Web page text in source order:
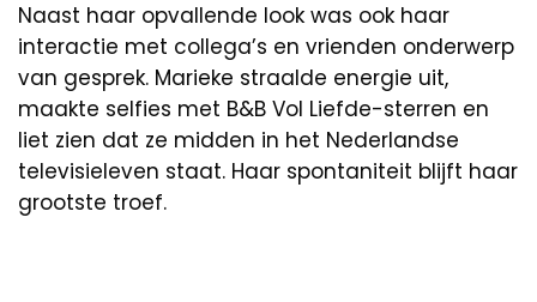
Naast haar opvallende look was ook haar
interactie met collega’s en vrienden onderwerp
van gesprek. Marieke straalde energie uit,
maakte selfies met B&B Vol Liefde-sterren en
liet zien dat ze midden in het Nederlandse
televisieleven staat. Haar spontaniteit blijft haar
grootste troef.